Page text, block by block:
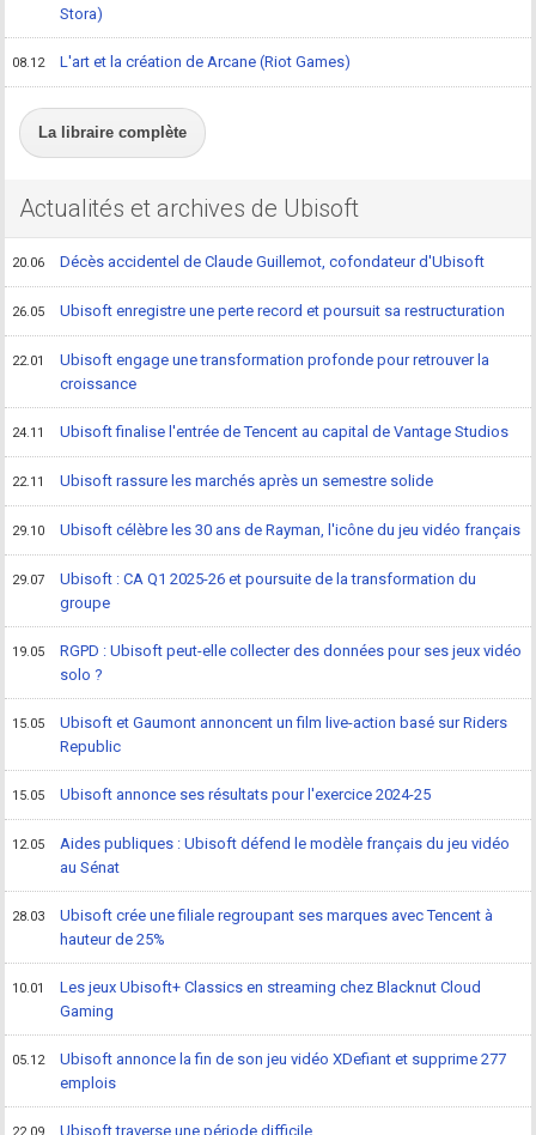
Stora)
08.12 L'art et la création de Arcane (Riot Games)
La libraire complète
Actualités et archives de Ubisoft
20.06 Décès accidentel de Claude Guillemot, cofondateur d'Ubisoft
26.05 Ubisoft enregistre une perte record et poursuit sa restructuration
22.01
Ubisoft engage une transformation profonde pour retrouver la
croissance
24.11 Ubisoft finalise l'entrée de Tencent au capital de Vantage Studios
22.11 Ubisoft rassure les marchés après un semestre solide
29.10 Ubisoft célèbre les 30 ans de Rayman, l'icône du jeu vidéo français
29.07
Ubisoft : CA Q1 2025-26 et poursuite de la transformation du
groupe
19.05
RGPD : Ubisoft peut-elle collecter des données pour ses jeux vidéo
solo ?
15.05
Ubisoft et Gaumont annoncent un film live-action basé sur Riders
Republic
15.05 Ubisoft annonce ses résultats pour l'exercice 2024-25
12.05
Aides publiques : Ubisoft défend le modèle français du jeu vidéo
au Sénat
28.03
Ubisoft crée une filiale regroupant ses marques avec Tencent à
hauteur de 25%
10.01
Les jeux Ubisoft+ Classics en streaming chez Blacknut Cloud
Gaming
05.12
Ubisoft annonce la fin de son jeu vidéo XDefiant et supprime 277
emplois
Ubisoft traverse une période difficile